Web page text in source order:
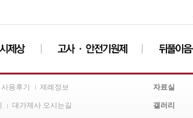
사용후기 제례정보 자료실
대가제사 오시는길 갤러리